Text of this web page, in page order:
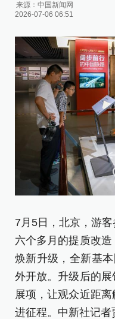
来源：中国新闻网
2026-07-06 06:51
7月5日，北京，游
六个多月的提质改
焕新升级，全新基
外开放。升级后的
展项，让观众近距
进征程。中新社记者